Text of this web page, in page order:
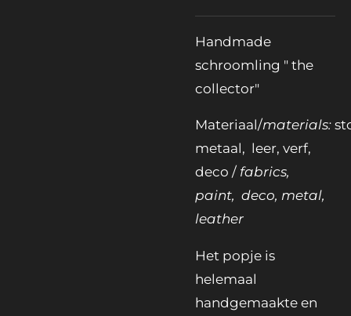
Handmade
schroomling " the
collector"
Materiaal/materials:
metaal, leer, verf,
deco / fabrics,
paint, deco, metal,
leather
Het popje is
helemaal
handgemaakte en